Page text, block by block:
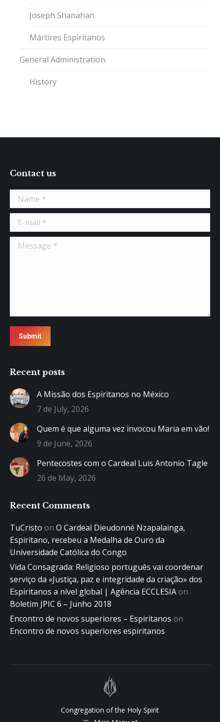
Joseph Shanahan
Mártires Espiritanos
General Administration
History
Contact us
Name *
E-mail *
Message *
Submit
Recent posts
A Missão dos Espiritanos no México
7 de July, 2026
Quem é que alguma vez invocou Maria em vão!
9 de June, 2026
Pentecostes com o Cardeal Luis Antonio Tagle
26 de May, 2026
Recent Comments
TuCristo on O Cardeal Dieudonné Nzapalainga,
Espiritano, recebeu a Medalha de Ouro da
Universidade Católica do Congo
Vida Consagrada: Religioso português vai coordenar
serviço da «Justiça, paz e integridade da criação» dos
Espiritanos a nível global | Agência ECCLESIAon
Boletim JPIC 6 – Junho 2018
Encontro de novos superiores – Espiritanos on
Encontro de novos superiores espiritanos
Congregation of the Holy Spirit